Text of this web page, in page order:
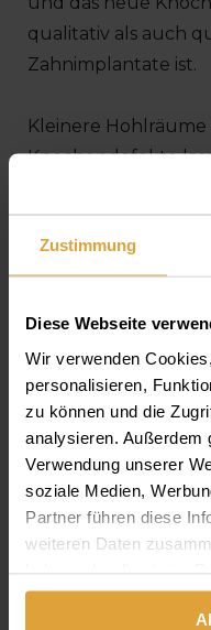
Zustimmung
Diese Webseite
Wir verwenden
personalisieren,
zu können und die
analysieren. Außerdem
Verwendung unserer
soziale Medien,
Partner führen diese
weiteren Daten
haben oder die sie im
gesammelt haben.
qualitativ als auch
Zahnimplantate ist.
Kleinere Hohlräume
Knochendefekte
erfolgreich und
Dabei dient